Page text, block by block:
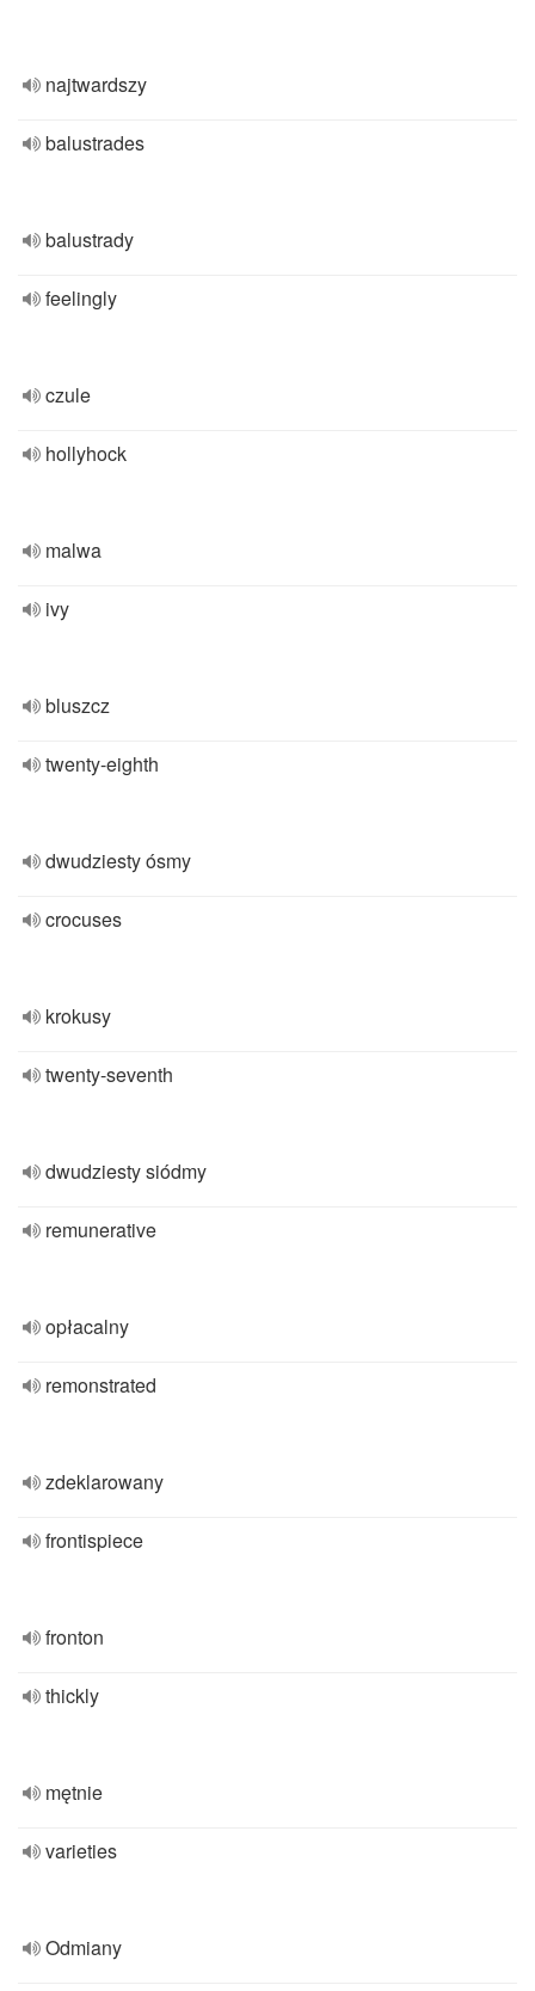
najtwardszy
balustrades
balustrady
feelingly
czule
hollyhock
malwa
ivy
bluszcz
twenty-eighth
dwudziesty ósmy
crocuses
krokusy
twenty-seventh
dwudziesty siódmy
remunerative
opłacalny
remonstrated
zdeklarowany
frontispiece
fronton
thickly
mętnie
varieties
Odmiany